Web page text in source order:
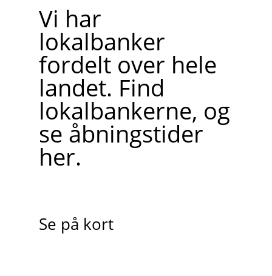
Vi har
lokalbanker
fordelt over hele
landet. Find
lokalbankerne, og
se åbningstider
her.
Se på kort